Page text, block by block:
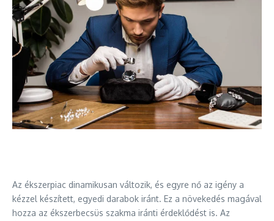
Az ékszerpiac dinamikusan változik, és egyre nő az igény a
kézzel készített, egyedi darabok iránt. Ez a növekedés magával
hozza az ékszerbecsüs szakma iránti érdeklődést is. Az